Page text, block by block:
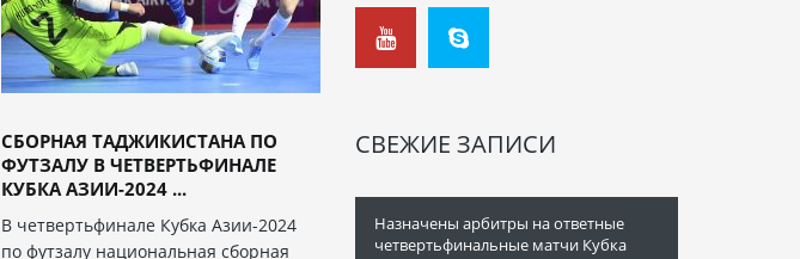
СБОРНАЯ ТАДЖИКИСТАНА ПО
ФУТЗАЛУ В ЧЕТВЕРТЬФИНАЛЕ
КУБКА АЗИИ-2024 ...
В четвертьфинале Кубка Азии-2024
по футзалу национальная сборная
СВЕЖИЕ ЗАПИСИ
Назначены арбитры на ответные
четвертьфинальные матчи Кубка